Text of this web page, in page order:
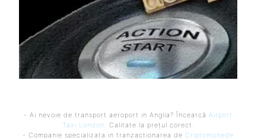
- Ai nevoie de transport aeroport in Anglia? Încearcă Airport
Taxi London. Calitate la prețul corect.
- Companie specializata in tranzactionarea de Criptomonede